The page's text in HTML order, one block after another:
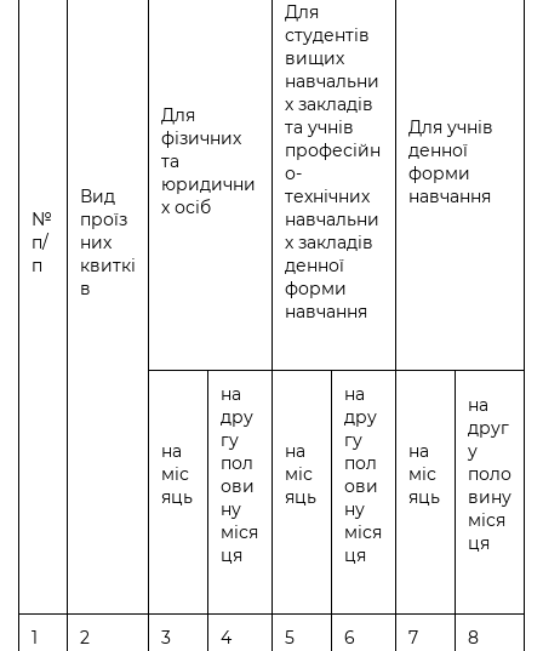
№
п/
п
Вид
проїз
них
квиткі
в
Для
фізичних
та
юридични
х осіб
Для
студентів
вищих
навчальни
х закладів
та учнів
професійн
о-
технічних
навчальни
х закладів
денної
форми
навчання
Для учнів
денної
форми
навчання
на
міс
яць
на
дру
гу
пол
ови
ну
міся
ця
на
міс
яць
на
дру
гу
пол
ови
ну
міся
ця
на
міс
яць
на
друг
у
поло
вину
міся
ця
1 2 3 4 5 6 7 8